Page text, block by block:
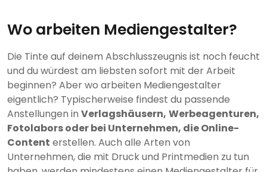
Wo arbeiten Mediengestalter?
Die Tinte auf deinem Abschlusszeugnis ist noch feucht
und du würdest am liebsten sofort mit der Arbeit
beginnen? Aber wo arbeiten Mediengestalter
eigentlich? Typischerweise findest du passende
Anstellungen in Verlagshäusern, Werbeagenturen,
Fotolabors oder bei Unternehmen, die Online-
Content erstellen. Auch alle Arten von
Unternehmen, die mit Druck und Printmedien zu tun